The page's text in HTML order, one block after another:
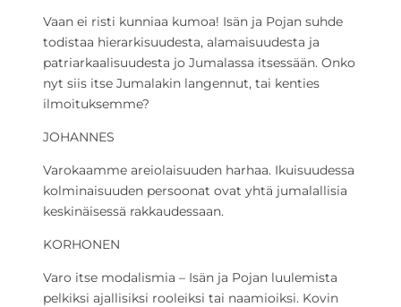
Vaan ei risti kunniaa kumoa! Isän ja Pojan suhde
todistaa hierarkisuudesta, alamaisuudesta ja
patriarkaalisuudesta jo Jumalassa itsessään. Onko
nyt siis itse Jumalakin langennut, tai kenties
ilmoituksemme?
JOHANNES
Varokaamme areiolaisuuden harhaa. Ikuisuudessa
kolminaisuuden persoonat ovat yhtä jumalallisia
keskinäisessä rakkaudessaan.
KORHONEN
Varo itse modalismia – Isän ja Pojan luulemista
pelkiksi ajallisiksi rooleiksi tai naamioiksi. Kovin